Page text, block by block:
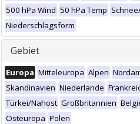
500 hPa Wind 50 hPa Temp
Niederschlagsform
Gebiet
Europa Mitteleuropa Alpen
Skandinavien Niederlande
Türkei/Nahost Großbritannien
Osteuropa Polen